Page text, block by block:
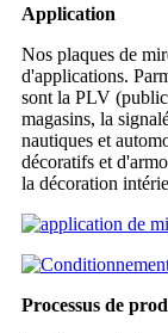
Application
Nos plaques de
d'applications.
sont la PLV
magasins, la
nautiques et
décoratifs et
la décoration
Processus de